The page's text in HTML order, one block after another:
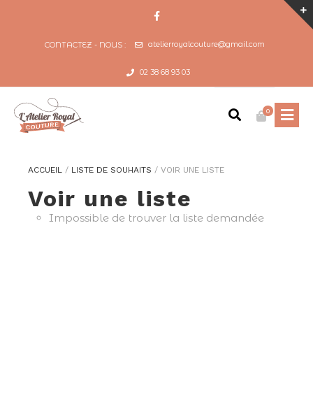
CONTACTEZ - NOUS : atelierroyalcouture@gmail.com
02 38 68 93 03
0
ACCUEIL / LISTE DE SOUHAITS / VOIR UNE LISTE
Voir une liste
Impossible de trouver la liste demandée